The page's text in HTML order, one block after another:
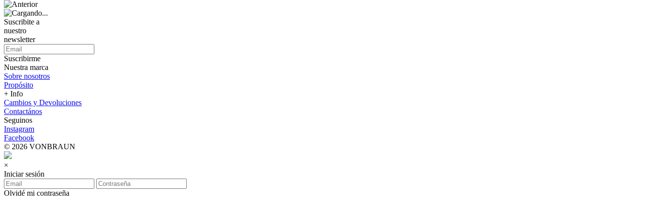
Suscribite a
nuestro
newsletter
Suscribirme
Nuestra marca
Sobre nosotros
Propósito
+ Info
Cambios y Devoluciones
Contactános
Seguinos
Instagram
Facebook
© 2026 VONBRAUN
×
Iniciar sesión
Olvidé mi contraseña